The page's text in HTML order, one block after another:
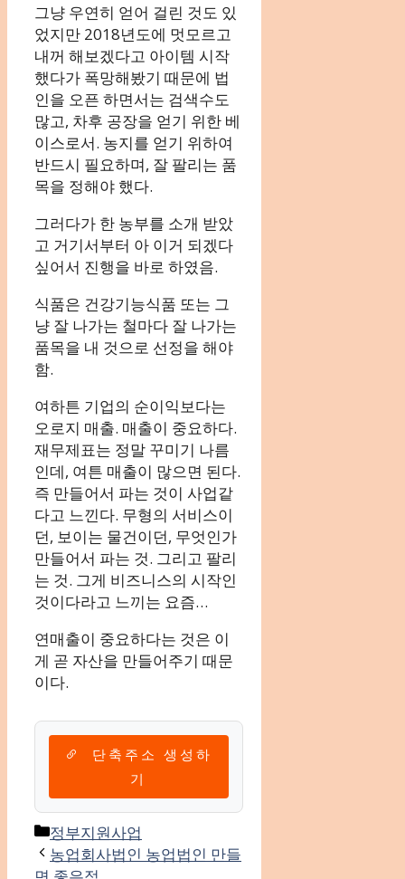
그냥 우연히 얻어 걸린 것도 있
었지만 2018년도에 멋모르고
내꺼 해보겠다고 아이템 시작
했다가 폭망해봤기 때문에 법
인을 오픈 하면서는 검색수도
많고, 차후 공장을 얻기 위한 베
이스로서. 농지를 얻기 위하여
반드시 필요하며, 잘 팔리는 품
목을 정해야 했다.
그러다가 한 농부를 소개 받았
고 거기서부터 아 이거 되겠다
싶어서 진행을 바로 하였음.
식품은 건강기능식품 또는 그
냥 잘 나가는 철마다 잘 나가는
품목을 내 것으로 선정을 해야
함.
여하튼 기업의 순이익보다는
오로지 매출. 매출이 중요하다.
재무제표는 정말 꾸미기 나름
인데, 여튼 매출이 많으면 된다.
즉 만들어서 파는 것이 사업같
다고 느낀다. 무형의 서비스이
던, 보이는 물건이던, 무엇인가
만들어서 파는 것. 그리고 팔리
는 것. 그게 비즈니스의 시작인
것이다라고 느끼는 요즘…
연매출이 중요하다는 것은 이
게 곧 자산을 만들어주기 때문
이다.
단축주소 생성하
기
카
테
정부지원사업
농업회사법인 농업법인 만들